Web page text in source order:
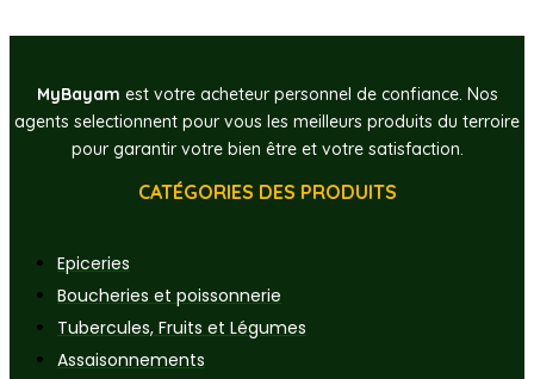
MyBayam est votre acheteur personnel de confiance. Nos
agents selectionnent pour vous les meilleurs produits du terroire
pour garantir votre bien être et votre satisfaction.
CATÉGORIES DES PRODUITS
Epiceries
Boucheries et poissonnerie
Tubercules, Fruits et Légumes
Assaisonnements